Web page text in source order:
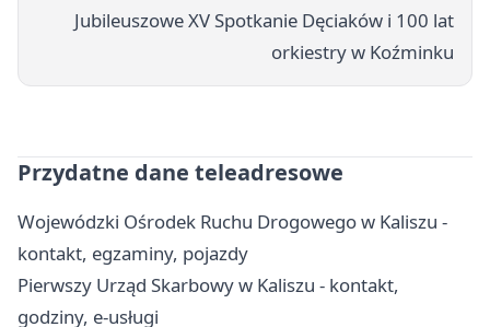
Jubileuszowe XV Spotkanie Dęciaków i 100 lat
orkiestry w Koźminku
Przydatne dane teleadresowe
Wojewódzki Ośrodek Ruchu Drogowego w Kaliszu -
kontakt, egzaminy, pojazdy
Pierwszy Urząd Skarbowy w Kaliszu - kontakt,
godziny, e-usługi